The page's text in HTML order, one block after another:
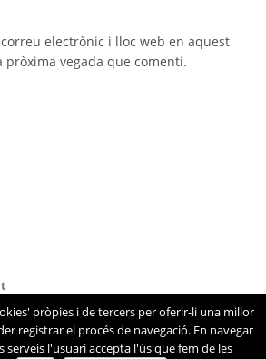
electrònic i lloc web en aquest
pròxima vegada que comenti.
pròpies i de tercers per oferir-li una millor
registrar el procés de navegació. En navegar
serveis l'usuari accepta l'ús que fem de les